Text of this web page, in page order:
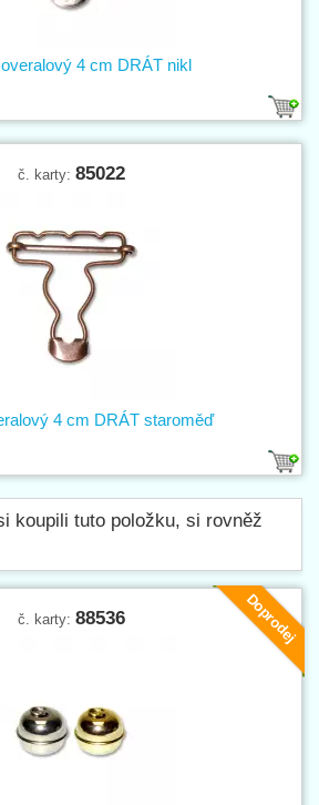
4 cm DRÁT nikl
č. karty: 85022
4 cm DRÁT staroměď
koupili tuto položku, si rovněž
Doprodej
č. karty: 88536